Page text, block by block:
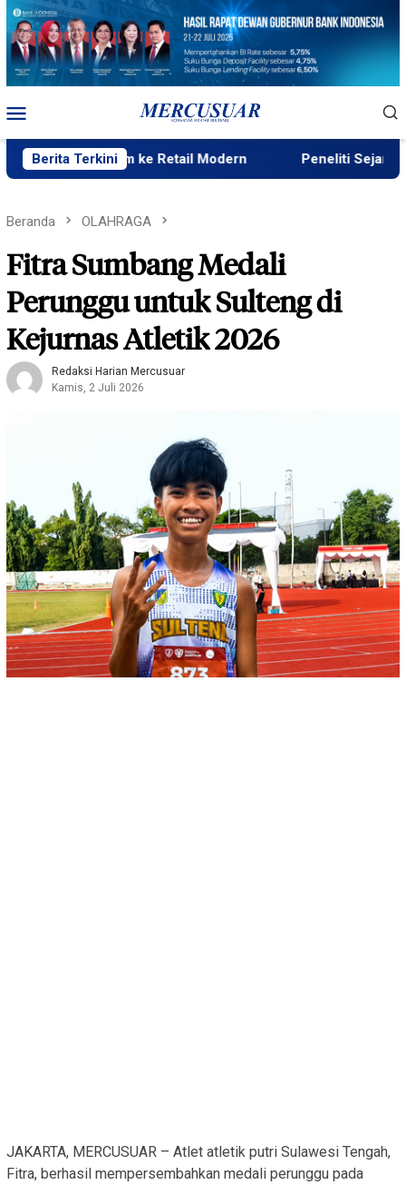
Loncat
konten
Mobile
Berita Terkini
ke Retail Modern Peneliti Sejarah: Penataan
Beranda OLAHRAGA
Fitra Sumbang Medali
Perunggu untuk Sulteng di
Kejurnas Atletik 2026
Redaksi Harian Mercusuar
Kamis, 2 Juli 2026
JAKARTA, MERCUSUAR – Atlet atletik putri Sulawesi Tengah,
Fitra, berhasil mempersembahkan medali perunggu pada